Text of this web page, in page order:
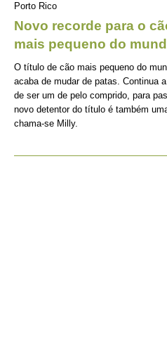
Porto Rico
Novo recorde para o
mais pequeno do
O título de cão mais pequeno do
acaba de mudar de patas. Continua
de ser um de pelo comprido, para
novo detentor do título é também
chama-se Milly.